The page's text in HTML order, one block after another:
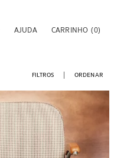
AJUDA CARRINHO (0)
FILTROS
ORDENAR